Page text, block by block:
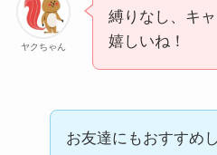
ヤクちゃん
縛りなし、キ
嬉しいね！
お友達にもおすすめ